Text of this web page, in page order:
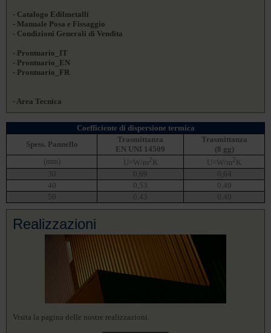
- Catalogo Edilmetalli
- Manuale Posa e Fissaggio
- Condizioni Generali di Vendita
- Prontuario_IT
- Prontuario_EN
- Prontuario_FR
- Area Tecnica
Coefficiente di dispersione termica
Spess. Pannello
Trasmittanza
EN UNI 14509
Trasmittanza
(8 gg)
(mm)
U=W/m 2K U=W/m 2K
30
0,69
0,64
40
0,53
0,49
50
0,43 0,40
Realizzazioni
Visita la pagina delle nostre realizzazioni.